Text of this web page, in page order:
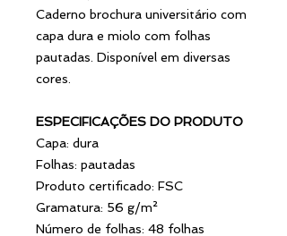
Caderno brochura universitário com
capa dura e miolo com folhas
pautadas. Disponível em diversas
cores.
ESPECIFICAÇÕES DO PRODUTO
Capa: dura
Folhas: pautadas
Produto certificado: FSC
Gramatura: 56 g/m²
Número de folhas: 48 folhas